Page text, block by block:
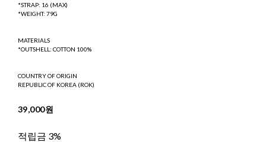
*STRAP: 16 (MAX)
*WEIGHT: 79G
MATERIALS
*OUTSHELL: COTTON 100%
COUNTRY OF ORIGIN
REPUBLIC OF KOREA (ROK)
39,000원
적립금 3%